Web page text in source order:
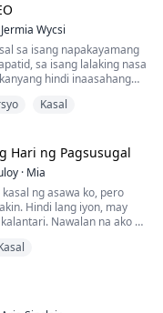
guwapo at kaakit-akit na
Jermia Wycsi
sa isang napakayamang
sa isang lalaking nasa
hindi inaasahang
akong nabuntis sa
abortion?"
Kasal
Hari ng Pagsusugal
· Mia
ng asawa ko, pero
Hindi lang iyon, may
Nawalan na ako ng
na ako dito; magdiborsyo
lang kalayaan ang
bilyon-bilyong yaman!